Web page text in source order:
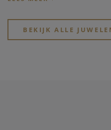
atelier Clem Vercammen.
op basis van deze
verlovingsring op maat
BEKIJK ALLE